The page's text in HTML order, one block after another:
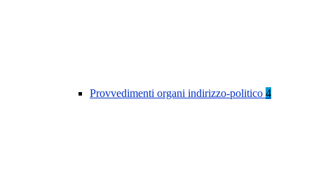
Provvedimenti organi indirizzo-politico 4